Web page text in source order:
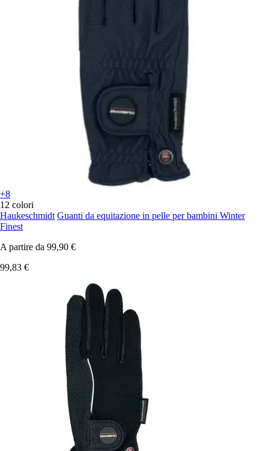
+8
12 colori
Haukeschmidt Guanti da equitazione in pelle per bambini Winter
Finest
A partire da 99,90 €
99,83 €